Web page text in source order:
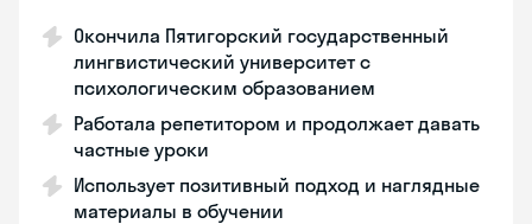
Окончила Пятигорский государственный
лингвистический университет с
психологическим образованием
Работала репетитором и продолжает давать
частные уроки
Использует позитивный подход и наглядные
материалы в обучении